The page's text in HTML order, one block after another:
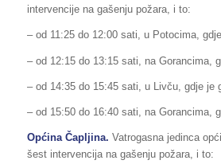
intervencije na gašenju požara, i to:
– od 11:25 do 12:00 sati, u Potocima,
– od 12:15 do 13:15 sati, na Gorancima,
– od 14:35 do 15:45 sati, u Livču, gdje je
– od 15:50 do 16:40 sati, na Gorancima,
Općina Čapljina. Vatrogasna jedinca
šest intervencija na gašenju požara, i to: